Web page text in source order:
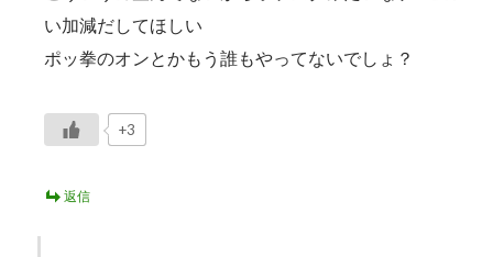
い加減だしてほしい
ポッ拳のオンとかもう誰もやってないでしょ？
+3
返信